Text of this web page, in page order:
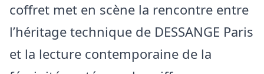
coffret met en scène la rencontre entre
l’héritage technique de DESSANGE Paris
et la lecture contemporaine de la